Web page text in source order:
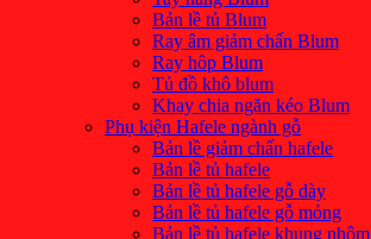
Bản lề tủ Blum
Ray âm giảm chấn Blum
Ray hôp Blum
Tủ đồ khô blum
Khay chia ngăn kéo Blum
Phụ kiện Hafele ngành gỗ
Bản lề giảm chấn hafele
Bản lề tủ hafele
Bản lề tủ hafele gỗ dày
Bản lề tủ hafele gỗ mỏng
Bản lề tủ hafele khung nhôm